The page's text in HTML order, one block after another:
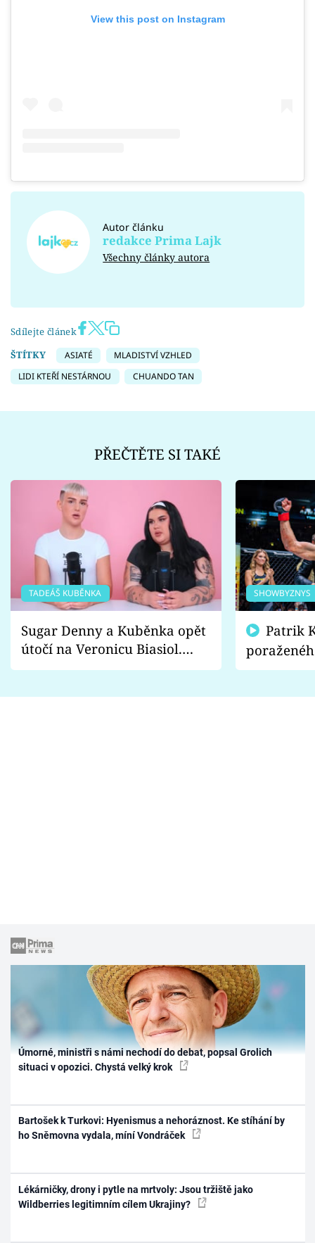
View this post on Instagram
Autor článku
redakce Prima Lajk
Všechny články autora
Sdílejte článek
ŠTÍTKY
ASIATÉ
MLADISTVÍ VZHLED
LIDI KTEŘÍ NESTÁRNOU
CHUANDO TAN
PŘEČTĚTE SI TAKÉ
TADEÁŠ KUBĚNKA
Sugar Denny a Kuběnka opět
útočí na Veronicu Biasiol.
Proč je podle nich falešná a
SHOWBYZNYS
fanoušci
Úmorné, ministři s námi nechodí do debat, popsal Grolich
situaci v opozici. Chystá velký krok
Bartošek k Turkovi: Hyenismus a nehoráznost. Ke stíhání by
ho Sněmovna vydala, míní Vondráček
Lékárničky, drony i pytle na mrtvoly: Jsou tržiště jako
Wildberries legitimním cílem Ukrajiny?